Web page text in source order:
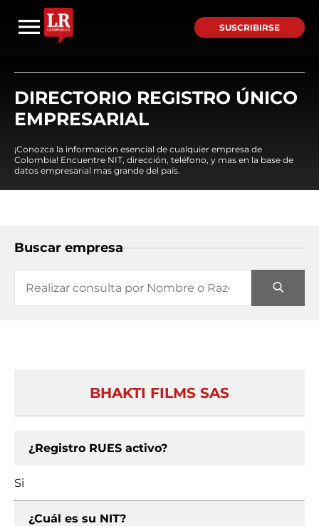
SUSCRIBIRSE
DIRECTORIO REGISTRO ÚNICO
EMPRESARIAL
¡Conozca la información esencial de cualquier empresa de
Colombia! Encuentre NIT, dirección, teléfono, y mas en la base de
datos empresarial mas grande del país.
Buscar empresa
BHAKTI FILMS SAS
¿Registro RUES activo?
Si
¿Cuál es su NIT?